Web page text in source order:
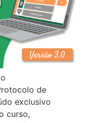
de
exclusivo
curso,